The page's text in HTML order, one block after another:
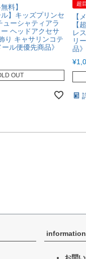
料】
】キッズプリンセ
ューシャティアラ
ヘッドアクセサ
り キャサリンコテ
ル便優先商品》
OUT
超
【
【
レ
リ
品》
¥
information